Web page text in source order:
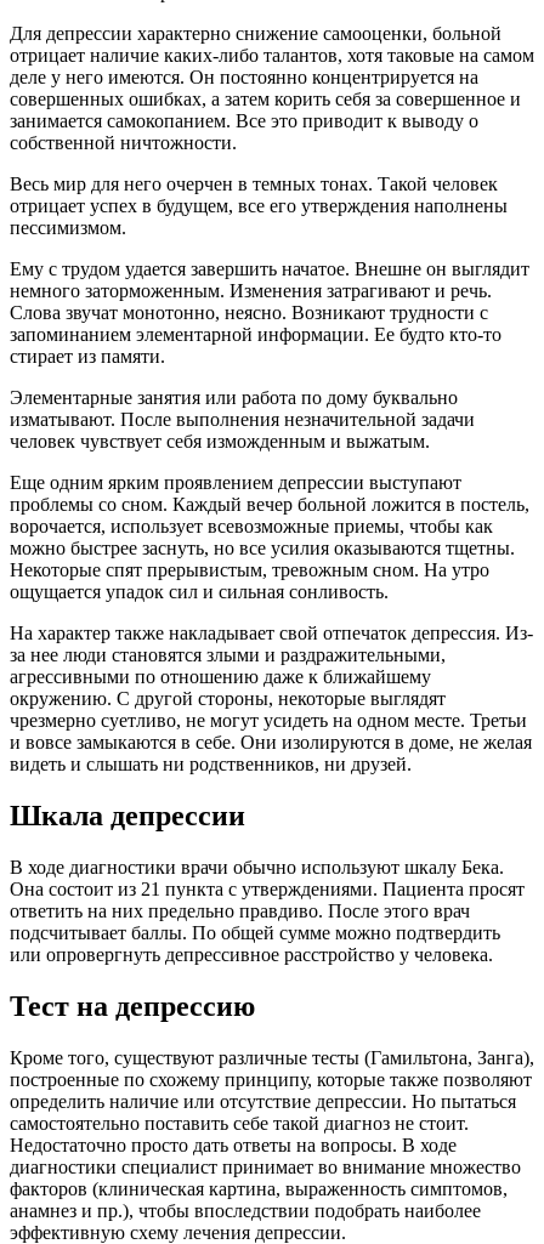
Для депрессии характерно снижение самооценки, больной
отрицает наличие каких-либо талантов, хотя таковые на самом
деле у него имеются. Он постоянно концентрируется на
совершенных ошибках, а затем корить себя за совершенное и
занимается самокопанием. Все это приводит к выводу о
собственной ничтожности.
Весь мир для него очерчен в темных тонах. Такой человек
отрицает успех в будущем, все его утверждения наполнены
пессимизмом.
Ему с трудом удается завершить начатое. Внешне он выглядит
немного заторможенным. Изменения затрагивают и речь.
Слова звучат монотонно, неясно. Возникают трудности с
запоминанием элементарной информации. Ее будто кто-то
стирает из памяти.
Элементарные занятия или работа по дому буквально
изматывают. После выполнения незначительной задачи
человек чувствует себя изможденным и выжатым.
Еще одним ярким проявлением депрессии выступают
проблемы со сном. Каждый вечер больной ложится в постель,
ворочается, использует всевозможные приемы, чтобы как
можно быстрее заснуть, но все усилия оказываются тщетны.
Некоторые спят прерывистым, тревожным сном. На утро
ощущается упадок сил и сильная сонливость.
На характер также накладывает свой отпечаток депрессия. Из-
за нее люди становятся злыми и раздражительными,
агрессивными по отношению даже к ближайшему
окружению. С другой стороны, некоторые выглядят
чрезмерно суетливо, не могут усидеть на одном месте. Третьи
и вовсе замыкаются в себе. Они изолируются в доме, не желая
видеть и слышать ни родственников, ни друзей.
Шкала депрессии
В ходе диагностики врачи обычно используют шкалу Бека.
Она состоит из 21 пункта с утверждениями. Пациента просят
ответить на них предельно правдиво. После этого врач
подсчитывает баллы. По общей сумме можно подтвердить
или опровергнуть депрессивное расстройство у человека.
Тест на депрессию
Кроме того, существуют различные тесты (Гамильтона, Занга),
построенные по схожему принципу, которые также позволяют
определить наличие или отсутствие депрессии. Но пытаться
самостоятельно поставить себе такой диагноз не стоит.
Недостаточно просто дать ответы на вопросы. В ходе
диагностики специалист принимает во внимание множество
факторов (клиническая картина, выраженность симптомов,
анамнез и пр.), чтобы впоследствии подобрать наиболее
эффективную схему лечения депрессии.